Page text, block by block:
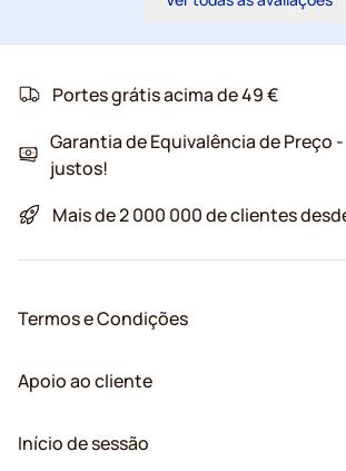
Portes grátis acima de 49 €
Garantia de Equivalência de Preço
justos!
Mais de 2 000 000 de clientes
Termos e Condições
Apoio ao cliente
Início de sessão